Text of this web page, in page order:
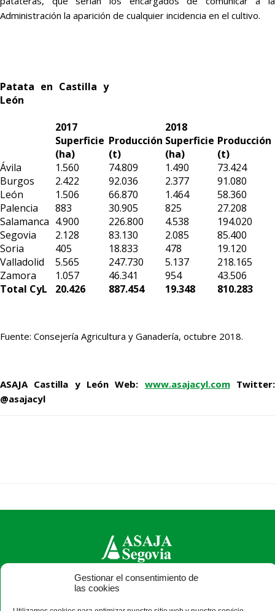
Gestionar el consentimiento de
las cookies
Administración la aparición de cualquier incidencia en el cultivo.
Patata en Castilla y
León
2017
2018
Superficie
(ha)
Producción
(t)
Superficie
(ha)
Producción
(t)
Ávila
1.560 74.809 1.490
73.424
Burgos
2.422 92.036 2.377
91.080
León
1.506 66.870 1.464
58.360
Palencia
883 30.905 825
27.208
Salamanca 4.900 226.800 4.538
194.020
Segovia
2.128 83.130 2.085
85.400
Soria
405 18.833 478
19.120
Valladolid
5.565 247.730 5.137
218.165
Zamora
1.057 46.341 954
43.506
Total CyL
20.426 887.454 19.348 810.283
Fuente: Consejería Agricultura y Ganadería, octubre 2018.
ASAJA Castilla y León Web: www.asajacyl.comTwitter:
@asajacyl
ASAJA Segovia - Jóvenes Agricultores